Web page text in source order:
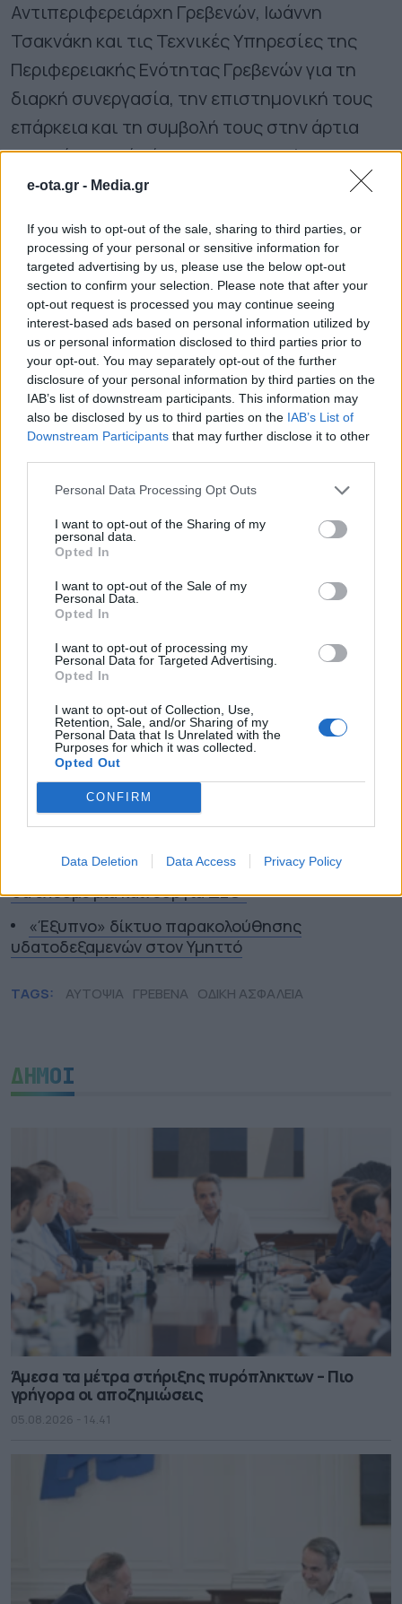
e-ota.gr - Media.gr
If you wish to opt-out of the sale, sharing to third parties, or
processing of your personal or sensitive information for
targeted advertising by us, please use the below opt-out
section to confirm your selection. Please note that after your
opt-out request is processed you may continue seeing
interest-based ads based on personal information utilized by
us or personal information disclosed to third parties prior to
your opt-out. You may separately opt-out of the further
disclosure of your personal information by third parties on the
IAB’s list of downstream participants. This information may
also be disclosed by us to third parties on the IAB’s List of
Downstream Participants that may further disclose it to other
Personal Data Processing Opt Outs
I want to opt-out of the Sharing of my
personal data.
Opted In
I want to opt-out of the Sale of my
Personal Data.
Opted In
I want to opt-out of processing my
Personal Data for Targeted Advertising.
Opted In
I want to opt-out of Collection, Use,
Retention, Sale, and/or Sharing of my
Personal Data that Is Unrelated with the
Purposes for which it was collected.
Opted Out
CONFIRM
Data Deletion Data Access Privacy Policy
Αντιπεριφερειάρχη Γρεβενών, Ιωάννη
Τσακνάκη και τις Τεχνικές Υπηρεσίες της
Περιφερειακής Ενότητας Γρεβενών για τη
διαρκή συνεργασία, την επιστημονική τους
επάρκεια και τη συμβολή τους στην άρτια
υλοποίηση ενός έργου στρατηγικής
σημασίας για την περιοχή.
Από την πλευρά του, ο Αντιπεριφερειάρχης
Γρεβενών Ιωάννης Τσακνάκης τόνισε ότι οι
εργασίες προχωρούν με ικανοποιητικούς
ρυθμούς και εντός χρονοδιαγράμματος,
εκφράζοντας την πεποίθηση ότι θα
παραδοθεί ένα σύγχρονο και ασφαλές οδικό
έργο, αντάξιο της σημασίας του για την
ευρύτερη περιοχή.
Το έργο εντάσσεται στο πρόγραμμα
«Κοινωνικοοικονομική Μετάβαση της
Δυτικής Μακεδονίας» και χρηματοδοτείται
από τον Πυλώνα 3 του Ευρωπαϊκού
Μηχανισμού Δίκαιης Μετάβασης. Η
δεκαοκτώ μήνες, με καταληκτική
Δεκεμβρίου 2026.
ΟΛΕΣ ΟΙ ΕΙΔΗΣΕΙΣ
Άμεσα τα μέτρα στήριξης πυρόπληκτων – Πιο
Συνάντηση Μητσοτάκη με Αγγελούδη: “Το 2030
θα έχουμε μία καινούργια ΔΕΘ”
«Έξυπνο» δίκτυο παρακολούθησης
υδατοδεξαμενών στον Υμηττό
TAGS: ΑΥΤΟΨΙΑ ΓΡΕΒΕΝΑ ΟΔΙΚΗ ΑΣΦΑΛΕΙΑ
ΔΗΜΟΙ
Άμεσα τα μέτρα στήριξης πυρόπληκτων – Πιο
γρήγορα οι αποζημιώσεις
05.08.2026 - 14.41